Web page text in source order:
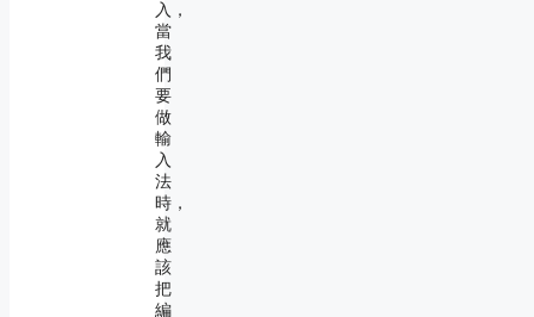
入，
當
我
們
要
做
輸
入
法
時，
就
應
該
把
編